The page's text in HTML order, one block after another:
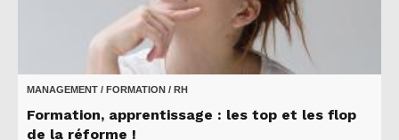
MANAGEMENT / FORMATION / RH
Formation, apprentissage : les top et les flop
de la réforme !